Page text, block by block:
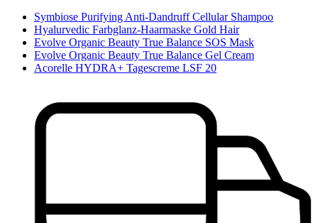
Symbiose Purifying Anti-Dandruff Cellular Shampoo
Hyalurvedic Farbglanz-Haarmaske Gold Hair
Evolve Organic Beauty True Balance SOS Mask
Evolve Organic Beauty True Balance Gel Cream
Acorelle HYDRA+ Tagescreme LSF 20